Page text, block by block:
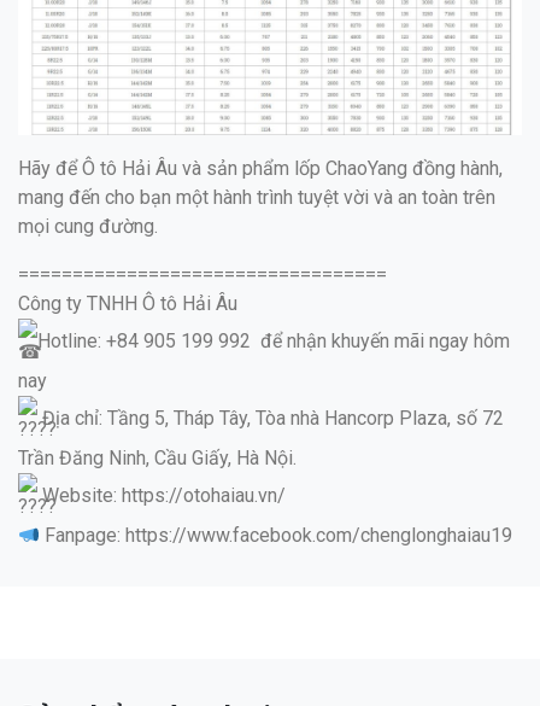
Hãy để Ô tô Hải Âu và sản phẩm lốp ChaoYang đồng hành,
mang đến cho bạn một hành trình tuyệt vời và an toàn trên
mọi cung đường.
==================================
Công ty TNHH Ô tô Hải Âu
Hotline: +84 905 199 992 để nhận khuyến mãi ngay hôm
nay
Địa chỉ: Tầng 5, Tháp Tây, Tòa nhà Hancorp Plaza, số 72
Trần Đăng Ninh, Cầu Giấy, Hà Nội.
Website: https://otohaiau.vn/
Fanpage: https://www.facebook.com/chenglonghaiau19